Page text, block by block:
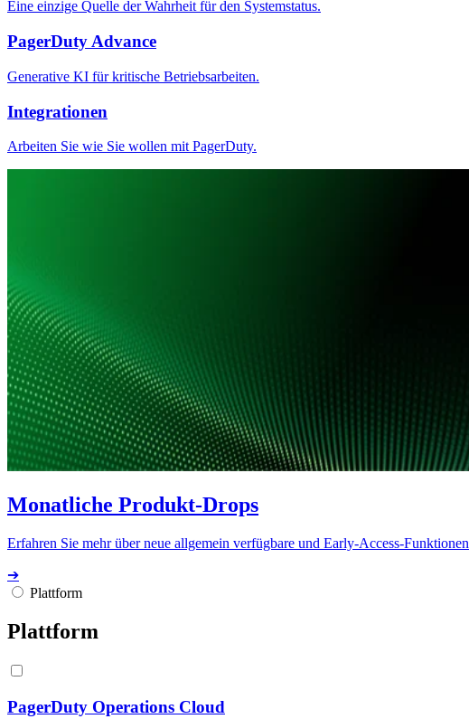
Eine einzige Quelle der Wahrheit für den Systemstatus.
PagerDuty Advance
Generative KI für kritische Betriebsarbeiten.
Integrationen
Arbeiten Sie wie Sie wollen mit PagerDuty.
Monatliche Produkt-Drops
Erfahren Sie mehr über neue allgemein verfügbare und Early-Access-Funktionen
➔
Plattform
Plattform
PagerDuty Operations Cloud